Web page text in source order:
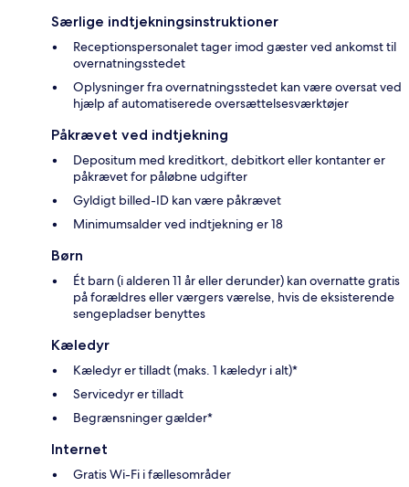
Særlige indtjekningsinstruktioner
Receptionspersonalet tager imod gæster ved ankomst til
overnatningsstedet
Oplysninger fra overnatningsstedet kan være oversat ved
hjælp af automatiserede oversættelsesværktøjer
Påkrævet ved indtjekning
Depositum med kreditkort, debitkort eller kontanter er
påkrævet for påløbne udgifter
Gyldigt billed-ID kan være påkrævet
Minimumsalder ved indtjekning er 18
Børn
Ét barn (i alderen 11 år eller derunder) kan overnatte gratis
på forældres eller værgers værelse, hvis de eksisterende
sengepladser benyttes
Kæledyr
Kæledyr er tilladt (maks. 1 kæledyr i alt)*
Servicedyr er tilladt
Begrænsninger gælder*
Internet
Gratis Wi-Fi i fællesområder